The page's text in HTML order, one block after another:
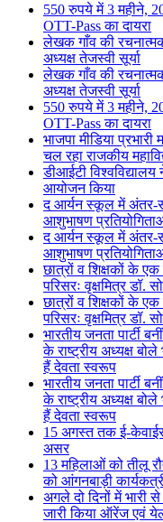
550 रुपये में 3 महीने,
OTT-Pass का दायरा
लेखक गाँव की
अध्यक्ष तेजस्वी सूर्या
लेखक गाँव की
अध्यक्ष तेजस्वी सूर्या
550 रुपये में 3 महीने,
OTT-Pass का दायरा
भाजपा मीडिया
चल रहा राजकीय
डीआईटी विश्वविद्यालय
आयोजन किया
द आर्यन स्कूल में अंतर-
आशुभाषण
द आर्यन स्कूल में अंतर-
आशुभाषण
छात्रों व शिक्षकों के एक
परिसरः वृक्षमित्र डॉ.
छात्रों व शिक्षकों के एक
परिसरः वृक्षमित्र डॉ.
भारतीय जनता पार्टी
के राष्ट्रीय अध्यक्ष बोले
हैं देवता स्वरूप
भारतीय जनता पार्टी
के राष्ट्रीय अध्यक्ष बोले
हैं देवता स्वरूप
15 अगस्त तक ई-
असर
13 महिलाओं को तीलू
को आंगनबाड़ी
अगले दो दिनों में भारी
जारी किया ऑरेंज एवं